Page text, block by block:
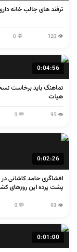
ترفند های جالب خانه
👁 120
💬 0
0:04:56
نماهنگ باید برخاست
هیات
👁 95
💬 0
0:02:26
افشاگری حامد کاشانی در
پشت پرده این روزهای
👁 93
💬 0
0:01:00